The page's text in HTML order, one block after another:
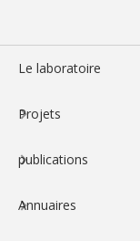
contenu
principal
Le laboratoire
Projets
publications
Annuaires